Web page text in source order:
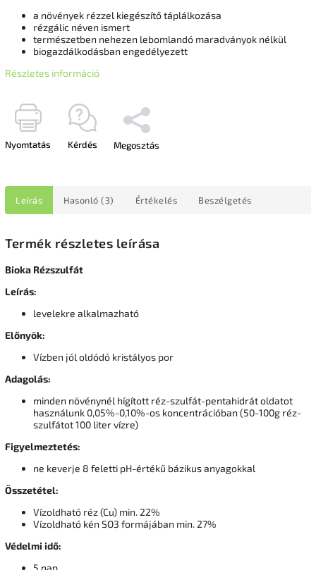
a növények rézzel kiegészítő táplálkozása
rézgálic néven ismert
természetben nehezen lebomlandó maradványok nélkül
biogazdálkodásban engedélyezett
Részletes információ
Nyomtatás Kérdés Megosztás
Leírás Hasonló (3) Értékelés Beszélgetés
Termék részletes leírása
Bioka Rézszulfát
Leírás:
levelekre alkalmazható
Előnyök:
Vízben jól oldódó kristályos por
Adagolás:
minden növénynél hígított réz-szulfát-pentahidrát oldatot
használunk 0,05%-0,10%-os koncentrációban (50-100g réz-
szulfátot 100 liter vízre)
Figyelmeztetés:
ne keverje 8 feletti pH-értékű bázikus anyagokkal
Összetétel:
Vízoldható réz (Cu) min. 22%
Vízoldható kén SO3 formájában min. 27%
Védelmi idő: